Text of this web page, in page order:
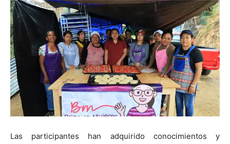
Las participantes han adquirido conocimientos y